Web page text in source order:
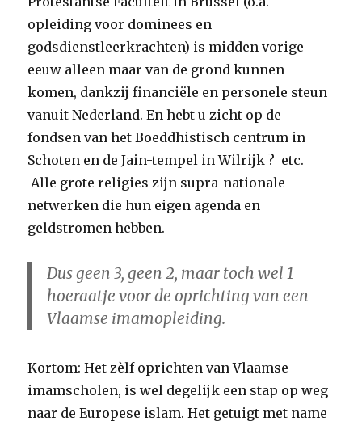
opleiding voor dominees en
godsdienstleerkrachten) is midden vorige
eeuw alleen maar van de grond kunnen
komen, dankzij financiële en personele steun
vanuit Nederland. En hebt u zicht op de
fondsen van het Boeddhistisch centrum in
Schoten en de Jain-tempel in Wilrijk ? etc.
Alle grote religies zijn supra-nationale
netwerken die hun eigen agenda en
geldstromen hebben.
Dus geen 3, geen 2, maar toch wel 1
hoeraatje voor de oprichting van een
Vlaamse imamopleiding.
Kortom: Het zèlf oprichten van Vlaamse
imamscholen, is wel degelijk een stap op weg
naar de Europese islam. Het getuigt met name